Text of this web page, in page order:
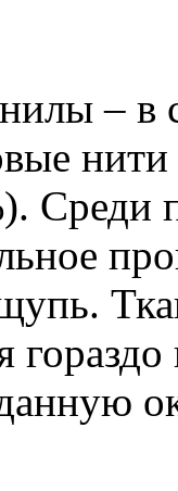
– в
Среди